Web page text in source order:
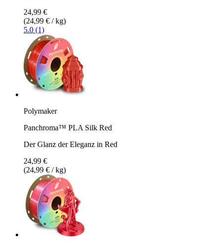
24,99 €
(24,99 € / kg)
5.0 (1)
Polymaker
Panchroma™ PLA Silk Red
Der Glanz der Eleganz in Red
24,99 €
(24,99 € / kg)